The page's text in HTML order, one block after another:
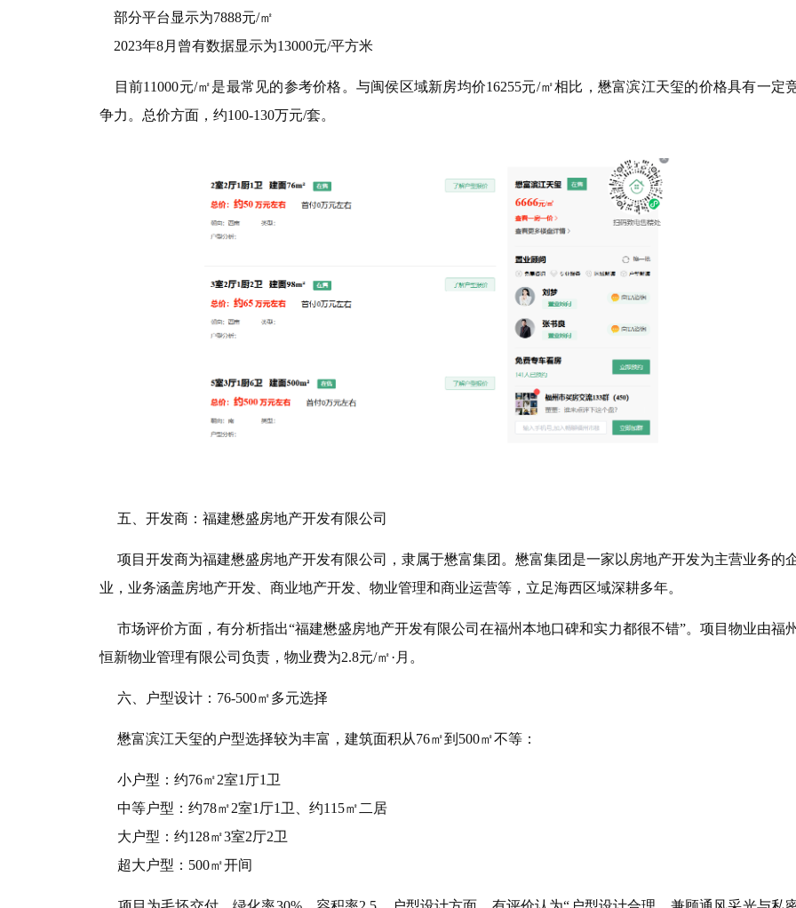
部分平台显示为7888元/㎡
2023年8月曾有数据显示为13000元/平方米
目前11000元/㎡是最常见的参考价格。与闽侯区域新房均价16255元/㎡相比，懋富滨江天玺的价格具有一定
争力。总价方面，约100-130万元/套。
五、开发商：福建懋盛房地产开发有限公司
项目开发商为福建懋盛房地产开发有限公司，隶属于懋富集团。懋富集团是一家以房地产开发为主营业务的
业，业务涵盖房地产开发、商业地产开发、物业管理和商业运营等，立足海西区域深耕多年。
市场评价方面，有分析指出“福建懋盛房地产开发有限公司在福州本地口碑和实力都很不错”。项目物业由福州
恒新物业管理有限公司负责，物业费为2.8元/㎡·月。
六、户型设计：76-500㎡多元选择
懋富滨江天玺的户型选择较为丰富，建筑面积从76㎡到500㎡不等：
小户型：约76㎡2室1厅1卫
中等户型：约78㎡2室1厅1卫、约115㎡二居
大户型：约128㎡3室2厅2卫
超大户型：500㎡开间